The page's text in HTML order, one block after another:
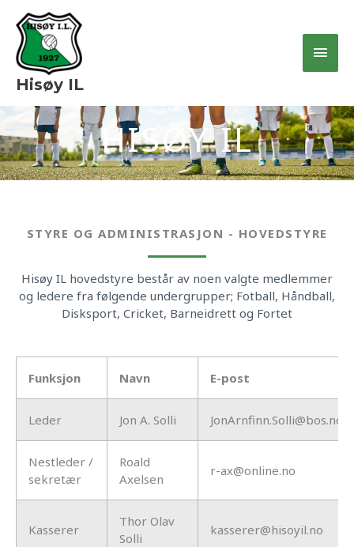
rett
innholdet
Hisøy IL
HISØY IL
STYRE OG ADMINISTRASJON - HOVEDSTYRE
Hisøy IL hovedstyre består av noen valgte medlemmer
og ledere fra følgende undergrupper; Fotball, Håndball,
Disksport, Cricket, Barneidrett og Fortet
Funksjon Navn E-post
Leder Jon A. Solli JonArnfinn.Solli@bos.no
Nestleder /
sekretær
Roald
Axelsen
r-ax@online.no
Kasserer
Thor Olav
Solli
kasserer@hisoyil.no